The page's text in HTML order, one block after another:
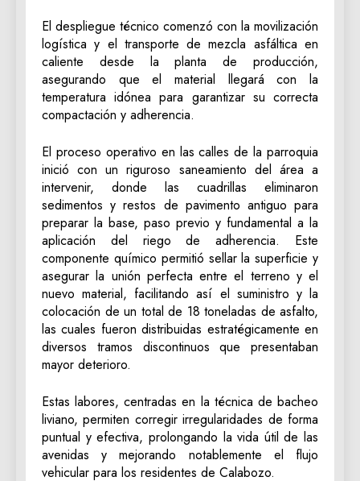
El despliegue técnico comenzó con la movilización
logística y el transporte de mezcla asfáltica en
caliente desde la planta de producción,
asegurando que el material llegará con la
temperatura idónea para garantizar su correcta
compactación y adherencia.
El proceso operativo en las calles de la parroquia
inició con un riguroso saneamiento del área a
intervenir, donde las cuadrillas eliminaron
sedimentos y restos de pavimento antiguo para
preparar la base, paso previo y fundamental a la
aplicación del riego de adherencia. Este
componente químico permitió sellar la superficie y
asegurar la unión perfecta entre el terreno y el
nuevo material, facilitando así el suministro y la
colocación de un total de 18 toneladas de asfalto,
las cuales fueron distribuidas estratégicamente en
diversos tramos discontinuos que presentaban
mayor deterioro.
Estas labores, centradas en la técnica de bacheo
liviano, permiten corregir irregularidades de forma
puntual y efectiva, prolongando la vida útil de las
avenidas y mejorando notablemente el flujo
vehicular para los residentes de Calabozo.